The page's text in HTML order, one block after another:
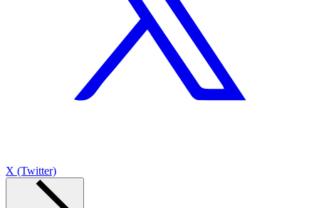
X (Twitter)